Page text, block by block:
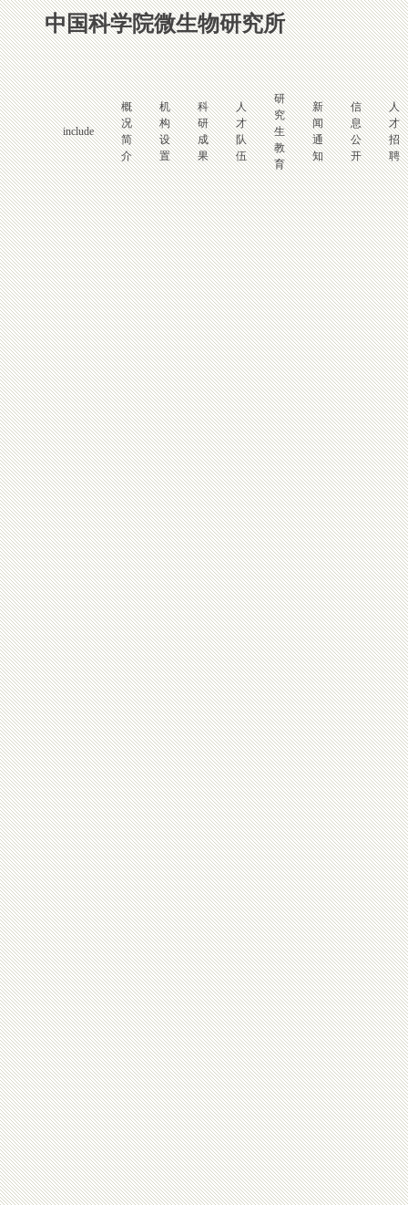
中国科学院微生物研究所
include
概
况
简
介
机
构
设
置
科
研
成
果
人
才
队
伍
研
究
生
教
育
新
闻
通
知
信
息
公
开
人
才
招
聘